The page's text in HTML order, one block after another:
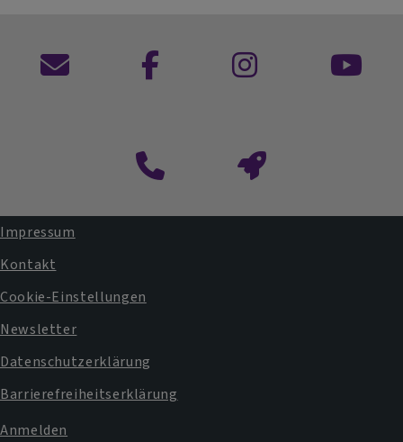
Kontaktformular
Fußbereichsmenü
Impressum
Kontakt
Cookie-Einstellungen
Newsletter
Datenschutzerklärung
Barrierefreiheitserklärung
Anmelden